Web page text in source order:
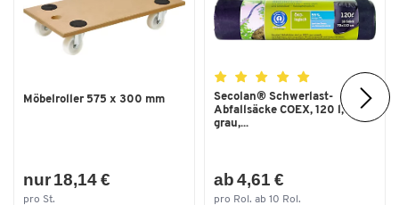
Möbelroller 575 x 300 mm
nur 18,14 €
pro St.
Secolan® Schwerlast-
Abfallsäcke COEX, 120 l,
grau,...
ab 4,61 €
pro Rol. ab 10 Rol.